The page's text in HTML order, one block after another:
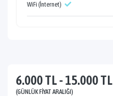
WiFi (İnternet)
6.000 TL - 15.000 TL
(GÜNLÜK FIYAT ARALIĞI)